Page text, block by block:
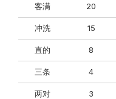
客满 20
冲洗 15
直的 8
三条 4
两对 3